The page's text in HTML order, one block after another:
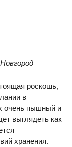
роскошь,
в
очень пышный и
выглядеть как
хранения.